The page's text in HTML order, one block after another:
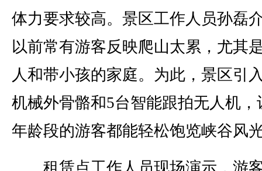
体力要求较高。景区工作人员孙磊
以前常有游客反映爬山太累，尤其
人和带小孩的家庭。为此，景区引
机械外骨骼和5台智能跟拍无人机，
年龄段的游客都能轻松饱览峡谷风
租赁点工作人员现场演示，游